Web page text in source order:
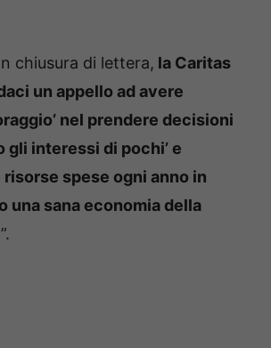
chiusura di lettera, la Caritas
un appello ad avere
nel prendere decisioni
gli interessi di pochi’ e
risorse spese ogni anno in
una sana economia della
”.